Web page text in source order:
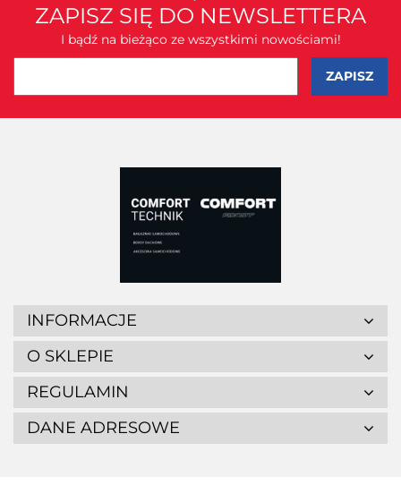
ZAPISZ SIĘ DO NEWSLETTERA
I bądź na bieżąco ze wszystkimi nowościami!
INFORMACJE
O SKLEPIE
REGULAMIN
DANE ADRESOWE